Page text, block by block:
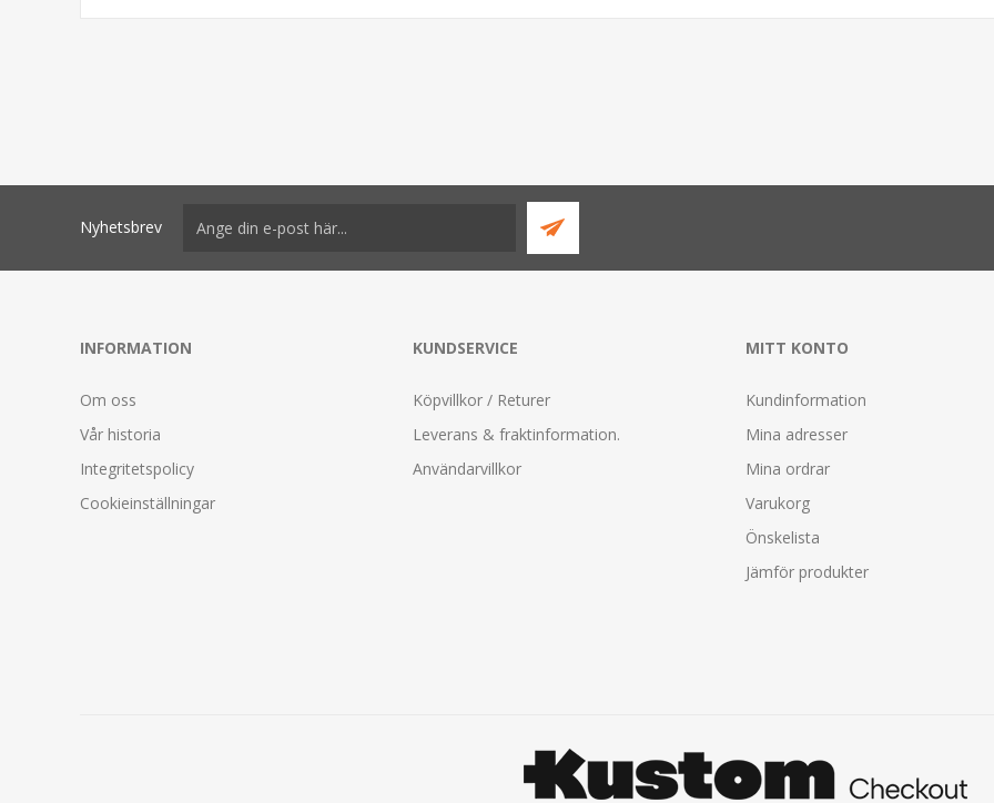
Nyhetsbrev
INFORMATION
Om oss
Vår historia
Integritetspolicy
Cookieinställningar
KUNDSERVICE
Köpvillkor / Returer
Leverans & fraktinformation.
Användarvillkor
MITT KONTO
Kundinformation
Mina adresser
Mina ordrar
Varukorg
Önskelista
Jämför produkter